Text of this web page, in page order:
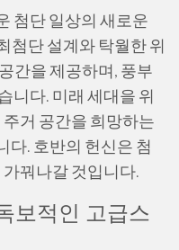
첨단 일상의 새로운
첨단 설계와 탁월한 위
간을 제공하며, 풍부
니다. 미래 세대을 위
주거 공간을 희망하는
다. 호반의 헌신은 첨
꿔나갈 것입니다.
보적인 고급스